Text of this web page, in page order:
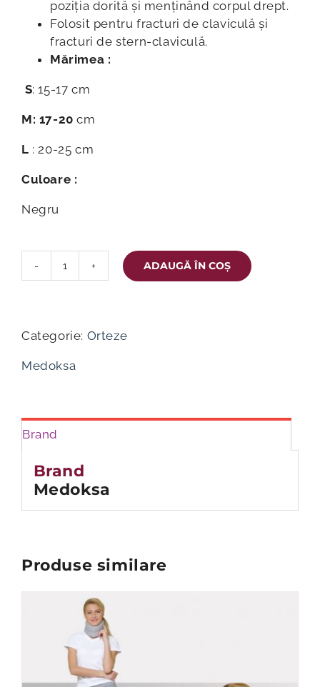
poziția dorită și menținând corpul drept.
Folosit pentru fracturi de claviculă și
fracturi de stern-claviculă.
Mărimea :
S: 15-17 cm
M: 17-20 cm
L : 20-25 cm
Culoare :
Negru
Cantitate
copii
KP106
ADAUGĂ ÎN COȘ
Categorie: Orteze
Medoksa
Brand
Brand
Medoksa
Produse similare